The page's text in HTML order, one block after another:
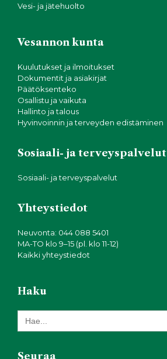
Vesi- ja jätehuolto
Vesannon kunta
Kuulutukset ja ilmoitukset
Dokumentit ja asiakirjat
Päätöksenteko
Osallistu ja vaikuta
Hallinto ja talous
Hyvinvoinnin ja terveyden edistäminen
Sosiaali- ja terveyspalvelut
Sosiaali- ja terveyspalvelut
Yhteystiedot
Neuvonta: 044 088 5401
MA-TO klo 9–15 (pl. klo 11-12)
Kaikki yhteystiedot
Haku
Search
for:
Seuraa